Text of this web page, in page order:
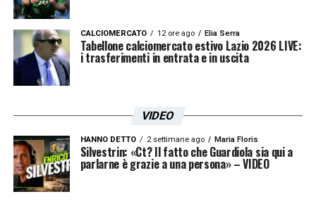
CALCIOMERCATO 12 ore ago Elia Serra
Tabellone calciomercato estivo Lazio 2026 LIVE:
i trasferimenti in entrata e in uscita
VIDEO
HANNO DETTO 2 settimane ago Maria Floris
Silvestrin: «Ct? Il fatto che Guardiola sia qui a
parlarne è grazie a una persona» – VIDEO